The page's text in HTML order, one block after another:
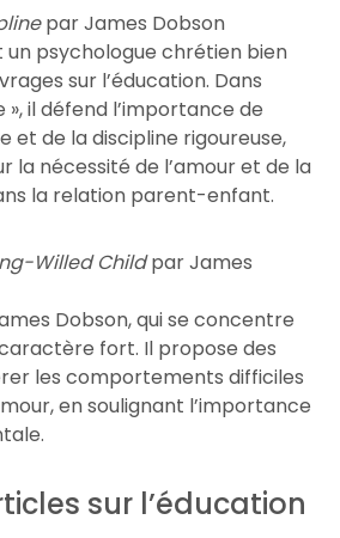
par James Dobson
un psychologue chrétien bien
sur l’éducation. Dans
», il défend l’importance de
et de la discipline rigoureuse,
la nécessité de l’amour et de la
la relation parent-enfant.
Willed Childpar James
Dobson, qui se concentre
fort. Il propose des
les comportements difficiles
en soulignant l’importance
sur l’éducation